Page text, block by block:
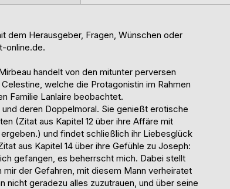
dem Herausgeber, Fragen, Wünschen oder
online.de.
handelt von den mitunter perversen
welche die Protagonistin im Rahmen
Familie Lanlaire beobachtet.
deren Doppelmoral. Sie genießt erotische
(Zitat aus Kapitel 12 über ihre Affäre mit
und findet schließlich ihr Liebesglück
aus Kapitel 14 über ihre Gefühle zu Joseph:
gefangen, es beherrscht mich. Dabei stellt
der Gefahren, mit diesem Mann verheiratet
nicht geradezu alles zuzutrauen, und über seine